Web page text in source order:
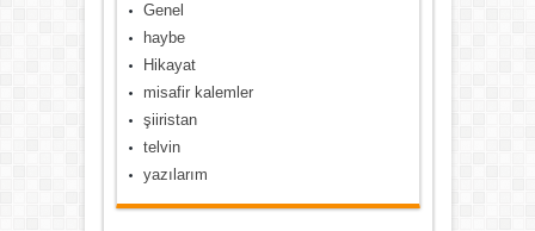
Genel
haybe
Hikayat
misafir kalemler
şiiristan
telvin
yazılarım